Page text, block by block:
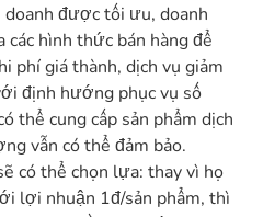
được tối ưu, doanh
hình thức bán hàng để
phí giá thành, dịch vụ giảm
định hướng phục vụ số
thể cung cấp sản phẩm dịch
vẫn có thể đảm bảo.
có thể chọn lựa: thay vì họ
lợi nhuận 1đ/sản phẩm, thì